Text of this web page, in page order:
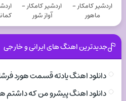
اردشیر کامکار -
ماهور
اردشیر کامکار -
آواز شور
جدیدترین اهنگ های ایرانی و خارجی
دانلود اهنگ یادته قسمت هورد
دانلود اهنگ پیشرو من که